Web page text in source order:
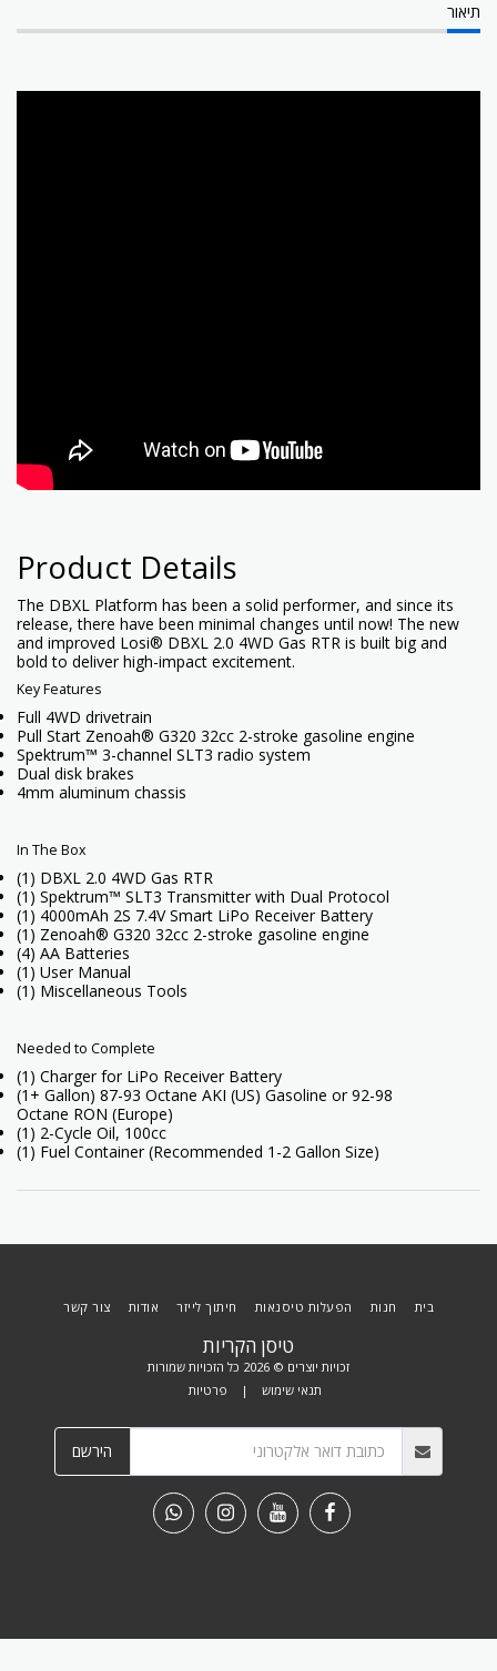
תיאור
Product Details
The DBXL Platform has been a solid performer, and since its
release, there have been minimal changes until now! The new
and improved Losi® DBXL 2.0 4WD Gas RTR is built big and
bold to deliver high-impact excitement.
Key Features
Full 4WD drivetrain
Pull Start Zenoah® G320 32cc 2-stroke gasoline engine
Spektrum™ 3-channel SLT3 radio system
Dual disk brakes
4mm aluminum chassis
In The Box
(1) DBXL 2.0 4WD Gas RTR
(1) Spektrum™ SLT3 Transmitter with Dual Protocol
(1) 4000mAh 2S 7.4V Smart LiPo Receiver Battery
(1) Zenoah® G320 32cc 2-stroke gasoline engine
(4) AA Batteries
(1) User Manual
(1) Miscellaneous Tools
Needed to Complete
(1) Charger for LiPo Receiver Battery
(1+ Gallon) 87-93 Octane AKI (US) Gasoline or 92-98
Octane RON (Europe)
(1) 2-Cycle Oil, 100cc
(1) Fuel Container (Recommended 1-2 Gallon Size)
טיסן הקריות
זכויות יוצרים © 2026 כל הזכויות שמורות
תנאי שימוש | פרטיות
בית חנות הפעלות טיסנאות חיתוך לייזר אודות צור קשר
הירשם